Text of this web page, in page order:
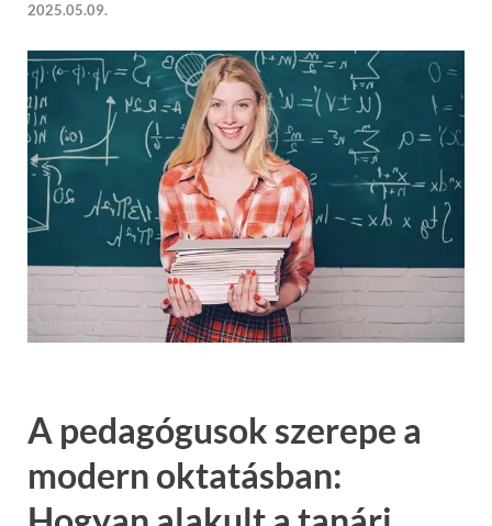
2025.05.09.
A pedagógusok szerepe a
modern oktatásban: